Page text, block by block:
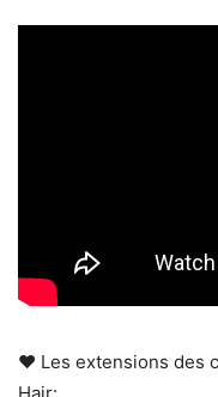
❤ Les extensions des